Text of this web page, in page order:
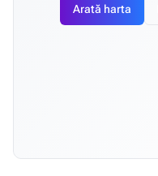
Arată harta